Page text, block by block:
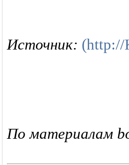
Источник: (http://
По материалам